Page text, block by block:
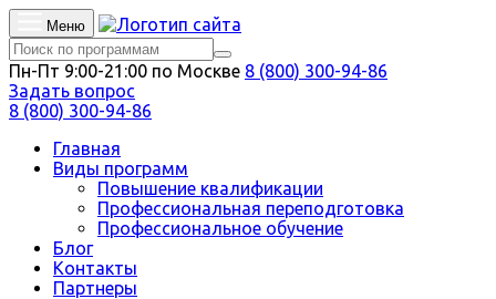
Меню
Пн-Пт 9:00-21:00 по Москве 8 (800) 300-94-86
Задать вопрос
8 (800) 300-94-86
Главная
Виды программ
Повышение квалификации
Профессиональная переподготовка
Профессиональное обучение
Блог
Контакты
Партнеры